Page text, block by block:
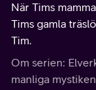
När Tims
Tims gamla
Tim.
Om serien:
manliga